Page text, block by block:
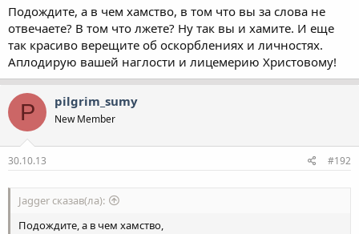
Подождите, а в чем хамство, в том что вы за слова не
отвечаете? В том что лжете? Ну так вы и хамите. И еще
так красиво верещите об оскорблениях и личностях.
Аплодирую вашей наглости и лицемерию Христовому!
P pilgrim_sumy
New Member
30.10.13 #192
Jagger сказав(ла):
Подождите, а в чем хамство,